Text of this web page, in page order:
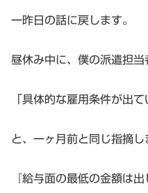
一昨日の話に戻します。
昼休み中に、僕の派遣担
「具体的な雇用条件が出て
と、一ヶ月前と同じ指摘
『給与面の最低の金額は出